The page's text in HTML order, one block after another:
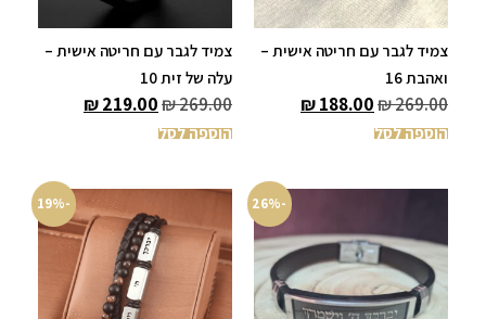
צמיד לגבר עם חריטה אישית –
ואהבת 16
₪269.00
₪188.00
הוספה לסל
צמיד לגבר עם חריטה אישית –
עלה של זית 10
₪269.00
₪219.00
הוספה לסל
-26%
-19%